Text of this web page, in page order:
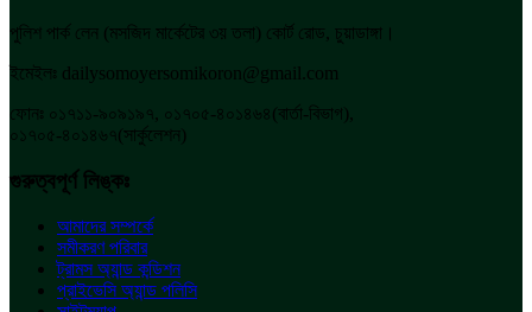
পুলিশ পার্ক লেন (মসজিদ মার্কেটের ৩য় তলা) কোর্ট রোড, চুয়াডাঙ্গা।
ইমেইলঃ dailysomoyersomikoron@gmail.com
ফোনঃ ০১৭১১-৯০৯১৯৭, ০১৭০৫-৪০১৪৬৪(বার্তা-বিভাগ),
০১৭০৫-৪০১৪৬৭(সার্কুলেশন)
গুরুত্বপূর্ণ লিঙ্কঃ
আমাদের সম্পর্কে
সমীকরণ পরিবার
ট্রামস অ্যান্ড কন্ডিশন
প্রাইভেসি অ্যান্ড পলিসি